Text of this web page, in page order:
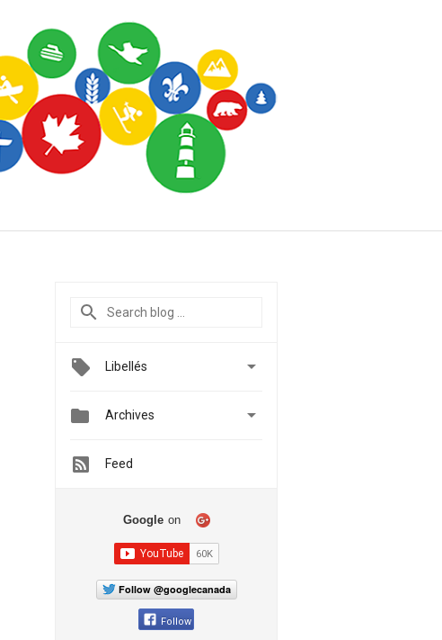
Libellés 
 Archives 
Feed
Google on
Follow @googlecanada
Follow